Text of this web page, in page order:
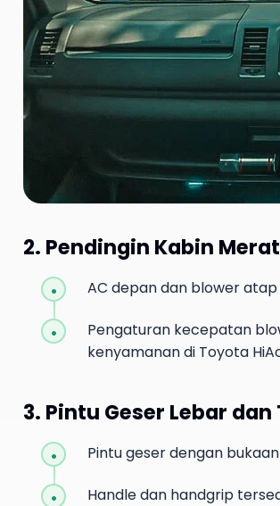
2. Pendingin Kabin
AC depan dan blower
Pengaturan kecepatan
kenyamanan di Toyota
3. Pintu Geser Lebar
Pintu geser dengan
Handle dan handgrip